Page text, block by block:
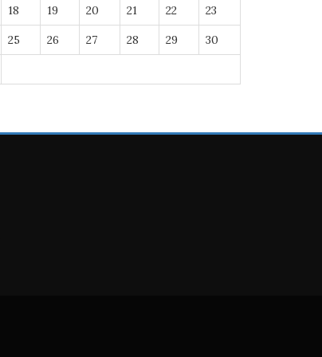
18 19 20 21 22 23
25 26 27 28 29 30